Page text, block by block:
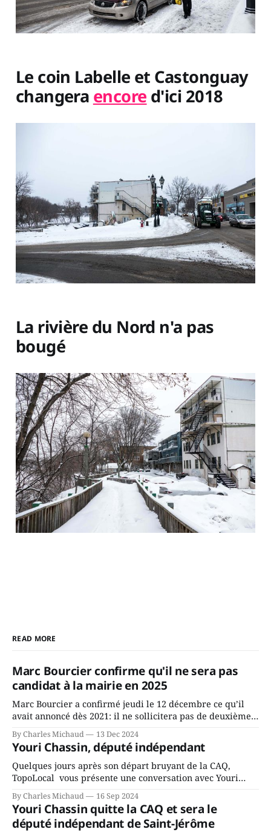
Le coin Labelle et Castonguay
changera encore d'ici 2018
La rivière du Nord n'a pas
bougé
READ MORE
Marc Bourcier confirme qu'il ne sera pas
candidat à la mairie en 2025
Marc Bourcier a confirmé jeudi le 12 décembre ce qu’il
avait annoncé dès 2021: il ne sollicitera pas de deuxième
mandat à titre de maire de Saint-Jérôme. Bourcier en a
fait l’annonce en s’adressant aux employés de la ville,
rassemblés en soirée pour leur traditionnel souper
By Charles Michaud 13 Dec 2024
Youri Chassin, député indépendant
Quelques jours après son départ bruyant de la CAQ,
TopoLocal vous présente une conversation avec Youri
Chassin. Nous avons causé de sa décision. Y songeait-il
depuis longtemps? Sera-t-il candidat indépendant dans 2
ans? Joindrait-il un autre parti, par exemple les
conservateurs d’Éric Duhaime? Que lui
By Charles Michaud 16 Sep 2024
Youri Chassin quitte la CAQ et sera le
député indépendant de Saint-Jérôme